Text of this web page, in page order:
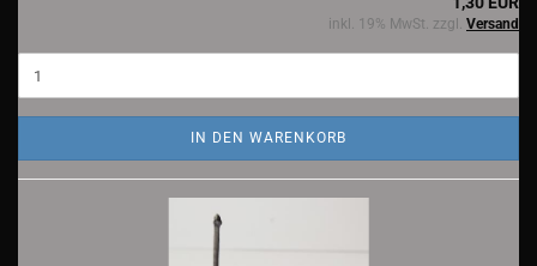
inkl. 19% MwSt. zzgl. Versand
IN DEN WARENKORB